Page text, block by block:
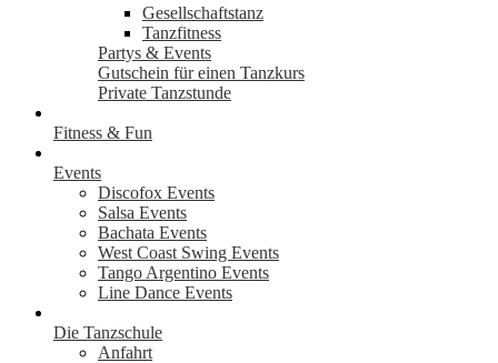
Gesellschaftstanz
Tanzfitness
Partys & Events
Gutschein für einen Tanzkurs
Private Tanzstunde
Fitness & Fun
Events
Discofox Events
Salsa Events
Bachata Events
West Coast Swing Events
Tango Argentino Events
Line Dance Events
Die Tanzschule
Anfahrt